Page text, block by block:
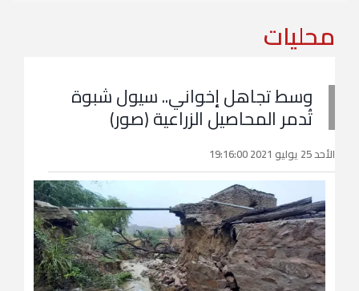
محليات
وسط تجاهل إخواني.. سيول شبوة
تُدمر المحاصيل الزراعية (صور)
الأحد 25 يوليو 2021 19:16:00